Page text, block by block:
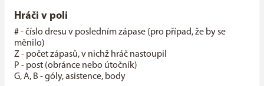
Hráči v poli
# - číslo dresu v posledním zápase (pro případ, že by se
měnilo)
Z - počet zápasů, v nichž hráč nastoupil
P - post (obránce nebo útočník)
G, A, B - góly, asistence, body